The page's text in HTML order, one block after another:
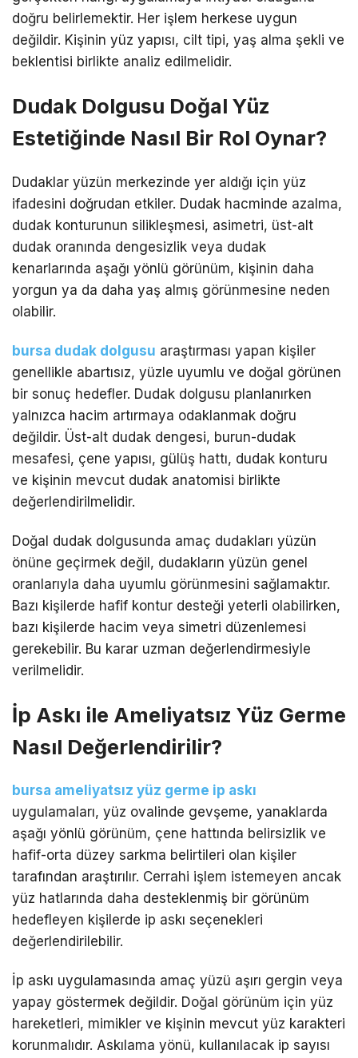
doğru belirlemektir. Her işlem herkese uygun
değildir. Kişinin yüz yapısı, cilt tipi, yaş alma şekli ve
beklentisi birlikte analiz edilmelidir.
Dudak Dolgusu Doğal Yüz
Estetiğinde Nasıl Bir Rol Oynar?
Dudaklar yüzün merkezinde yer aldığı için yüz
ifadesini doğrudan etkiler. Dudak hacminde azalma,
dudak konturunun silikleşmesi, asimetri, üst-alt
dudak oranında dengesizlik veya dudak
kenarlarında aşağı yönlü görünüm, kişinin daha
yorgun ya da daha yaş almış görünmesine neden
olabilir.
bursa dudak dolgusu araştırması yapan kişiler
genellikle abartısız, yüzle uyumlu ve doğal görünen
bir sonuç hedefler. Dudak dolgusu planlanırken
yalnızca hacim artırmaya odaklanmak doğru
değildir. Üst-alt dudak dengesi, burun-dudak
mesafesi, çene yapısı, gülüş hattı, dudak konturu
ve kişinin mevcut dudak anatomisi birlikte
değerlendirilmelidir.
Doğal dudak dolgusunda amaç dudakları yüzün
önüne geçirmek değil, dudakların yüzün genel
oranlarıyla daha uyumlu görünmesini sağlamaktır.
Bazı kişilerde hafif kontur desteği yeterli olabilirken,
bazı kişilerde hacim veya simetri düzenlemesi
gerekebilir. Bu karar uzman değerlendirmesiyle
verilmelidir.
İp Askı ile Ameliyatsız Yüz Germe
Nasıl Değerlendirilir?
bursa ameliyatsız yüz germe ip askı
uygulamaları, yüz ovalinde gevşeme, yanaklarda
aşağı yönlü görünüm, çene hattında belirsizlik ve
hafif-orta düzey sarkma belirtileri olan kişiler
tarafından araştırılır. Cerrahi işlem istemeyen ancak
yüz hatlarında daha desteklenmiş bir görünüm
hedefleyen kişilerde ip askı seçenekleri
değerlendirilebilir.
İp askı uygulamasında amaç yüzü aşırı gergin veya
yapay göstermek değildir. Doğal görünüm için yüz
hareketleri, mimikler ve kişinin mevcut yüz karakteri
korunmalıdır. Askılama yönü, kullanılacak ip sayısı